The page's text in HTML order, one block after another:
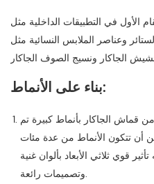
الأول في التطبيقات الداخلية مثل
وعناصر الملابس النسائية مثل
بناء على الأنماط:
من قماش الجاكار بأنماط كبيرة تم
أن تتكون الأنماط من عدة مئات
قوي ثلاثي الأبعاد بألوان غنية
وتصميمات رائعة.